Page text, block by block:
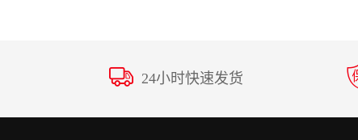
24小时快速发货